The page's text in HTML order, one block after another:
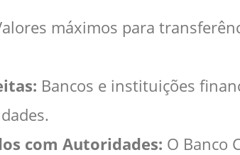
máximos para
Bancos e instituições
com Autoridades: O Banco